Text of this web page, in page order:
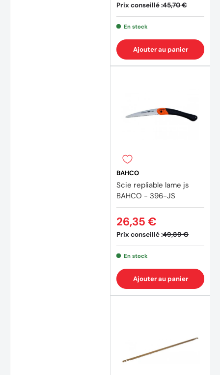
Prix conseillé :45,70 €
En stock
Ajouter au panier
BAHCO
Scie repliable lame js
BAHCO - 396-JS
Prix conseillé :49,89 €
26,35 €
En stock
Ajouter au panier